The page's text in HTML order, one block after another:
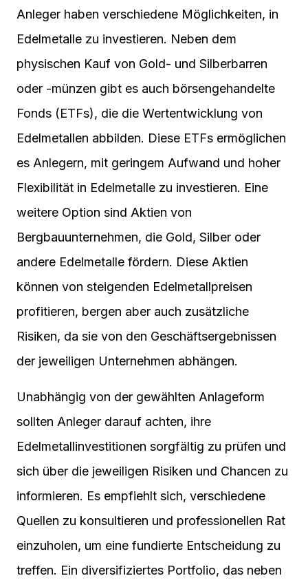
Anleger haben verschiedene Möglichkeiten, in
Edelmetalle zu investieren. Neben dem
physischen Kauf von Gold- und Silberbarren
oder -münzen gibt es auch börsengehandelte
Fonds (ETFs), die die Wertentwicklung von
Edelmetallen abbilden. Diese ETFs ermöglichen
es Anlegern, mit geringem Aufwand und hoher
Flexibilität in Edelmetalle zu investieren. Eine
weitere Option sind Aktien von
Bergbauunternehmen, die Gold, Silber oder
andere Edelmetalle fördern. Diese Aktien
können von steigenden Edelmetallpreisen
profitieren, bergen aber auch zusätzliche
Risiken, da sie von den Geschäftsergebnissen
der jeweiligen Unternehmen abhängen.
Unabhängig von der gewählten Anlageform
sollten Anleger darauf achten, ihre
Edelmetallinvestitionen sorgfältig zu prüfen und
sich über die jeweiligen Risiken und Chancen zu
informieren. Es empfiehlt sich, verschiedene
Quellen zu konsultieren und professionellen Rat
einzuholen, um eine fundierte Entscheidung zu
treffen. Ein diversifiziertes Portfolio, das neben